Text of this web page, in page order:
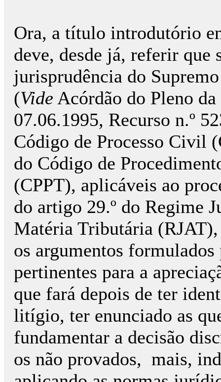
Ora, a título introdutório
deve, desde já, referir que
jurisprudência do
(Vide Acórdão do Pleno da
07.06.1995, Recurso n.º
Código de Processo Civil
do Código de
(CPPT), aplicáveis ao
do artigo 29.º do Regime
Matéria Tributária
os argumentos formulados
pertinentes para a
que fará depois de ter
litígio, ter enunciado as
fundamentar a decisão
os não provados, mais,